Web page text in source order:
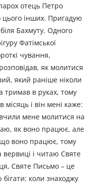
отець Петро
цього інших. Пригадую
Бахмуту. Одного
Фатімської
чування,
як молитися
який раніше ніколи
тримав в руках, тому
і він мені каже:
мене молитися на
як воно працює, але
воно працює, тому
і читаю Святе
Святе Письмо – це
коли знаходжу